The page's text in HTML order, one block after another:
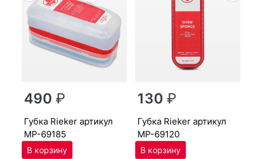
490₽
губ­ка Ri­eker артикул
MP-69185
130₽
губ­ка Ri­eker артикул
MP-69120